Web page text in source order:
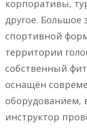
корпоративы,
другое. Большое
спортивной
территории
собственный
оснащён
оборудованием,
инструктор